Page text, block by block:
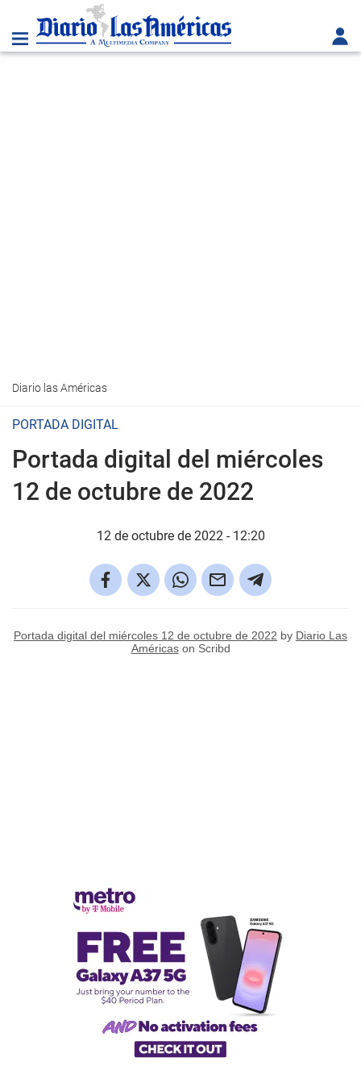
Diario las Américas
PORTADA DIGITAL
Portada digital del miércoles
12 de octubre de 2022
12 de octubre de 2022 - 12:20
Portada digital del miércoles 12 de octubre de 2022 by Diario Las
Américason Scribd